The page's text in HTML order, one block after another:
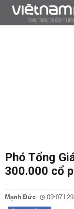
Phó Tổng
300.000 cổ
Mạnh Đức 09:07 |